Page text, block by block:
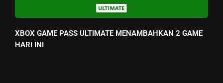
XBOX GAME PASS ULTIMATE MENAMBAHKAN 2 GAME
HARI INI